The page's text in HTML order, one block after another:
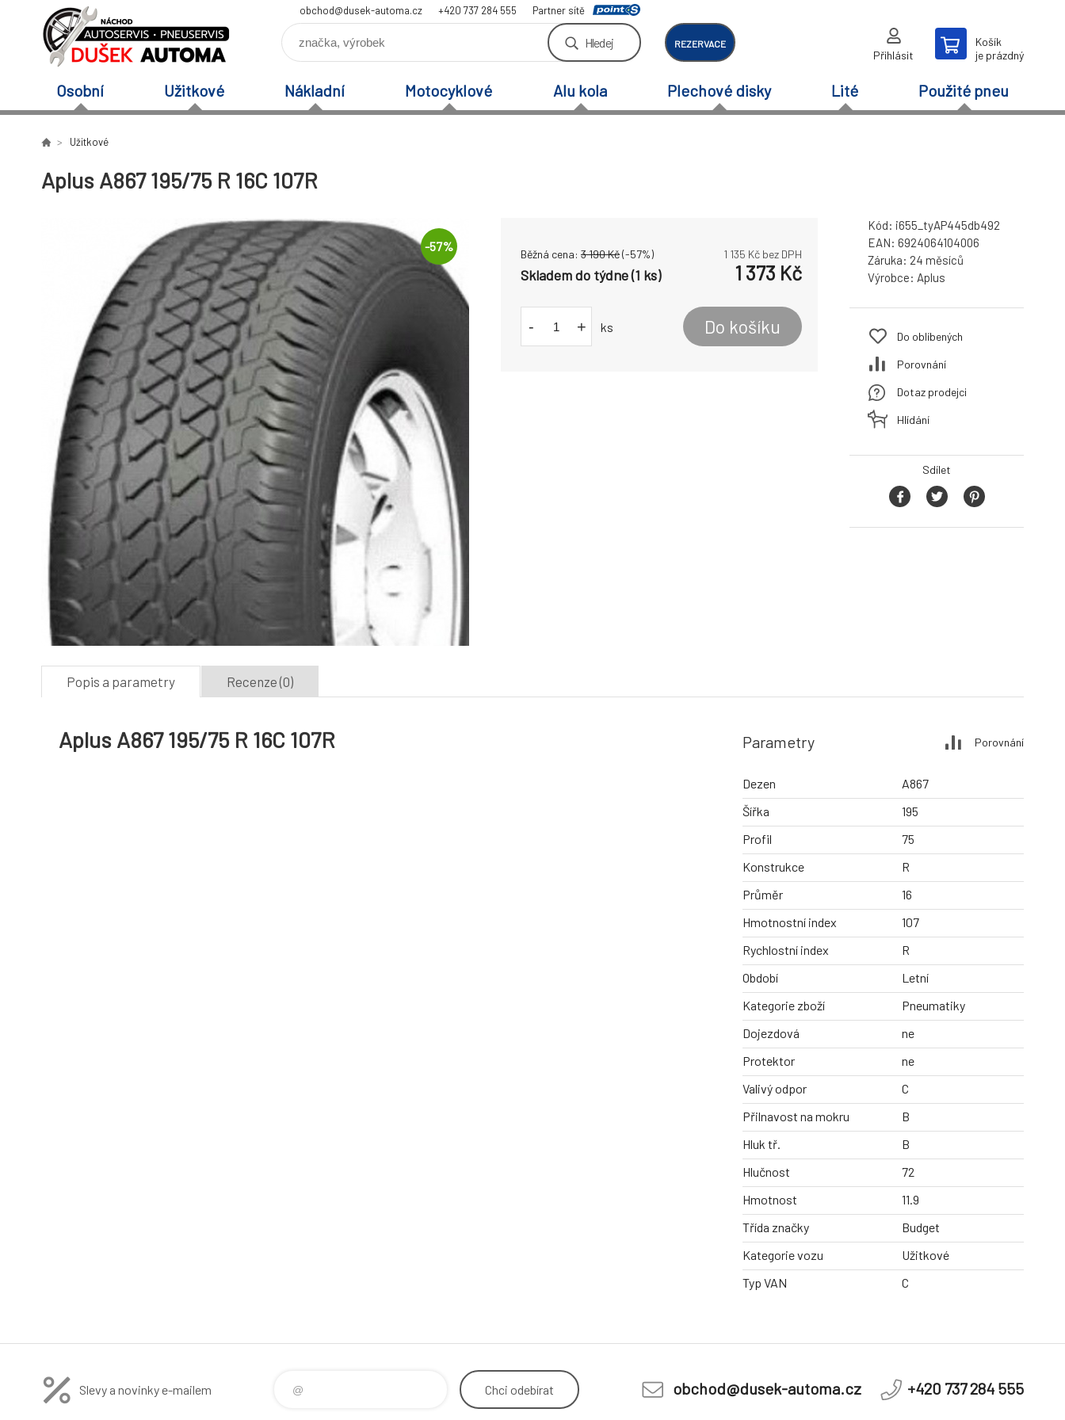
obchod@dusek-automa.cz +420 737 284 555 Partner sítě
Hledej REZERVACE
Přihlásit
Košík
je prázdný
Osobní Užitkové Nákladní Motocyklové Alu kola Plechové disky Lité Použité pneu
Užitkové
Aplus A867 195/75 R 16C 107R
-57%
Běžná cena: 3 190Kč(-57%) 1 135 Kč bez DPH
Skladem do týdne (1 ks) 1 373 Kč
- + ks Do košíku
Kód: i655_tyAP445db492
EAN: 6924064104006
Záruka: 24 měsíců
Výrobce: Aplus
Do oblíbených
Porovnání
Dotaz prodejci
Hlídání
Sdílet
Popis a parametry Recenze (0)
Aplus A867 195/75 R 16C 107R Parametry Porovnání
Dezen
A867
Šířka
195
Profil
75
Konstrukce
R
Průměr
16
Hmotnostní index
107
Rychlostní index
R
Období
Letní
Kategorie zboží
Pneumatiky
Dojezdová
ne
Protektor
ne
Valivý odpor
C
Přilnavost na mokru
B
Hluk tř.
B
Hlučnost
72
Hmotnost
11.9
Třída značky
Budget
Kategorie vozu
Užitkové
Typ VAN
C
Slevy a novinky e-mailem Chci odebírat obchod@dusek-automa.cz +420 737 284 555